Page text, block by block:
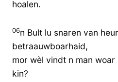
hoalen.
06n Bult lu snaren van
betraauwboarhaid,
mor wèl vindt n man woar
kin?